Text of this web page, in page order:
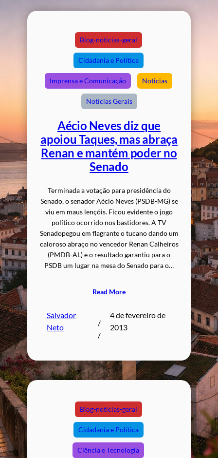
Blog-noticias-geral
Cidadania e Política
Imprensa e Comunicação Noticias
Notícias Gerais
Aécio Neves diz que
apoiou Taques, mas abraça
Renan e mantém poder no
Senado
Terminada a votação para presidência do
Senado, o senador Aécio Neves (PSDB-MG) se
viu em maus lençóis. Ficou evidente o jogo
político ocorrido nos bastidores. A TV
Senadopegou em flagrante o tucano dando um
caloroso abraço no vencedor Renan Calheiros
(PMDB-AL) e o resultado garantiu para o
PSDB um lugar na mesa do Senado para o…
Read More
Salvador
Neto
/
/
4 de fevereiro de
2013
Blog-noticias-geral
Cidadania e Política
Ciência e Tecnologia